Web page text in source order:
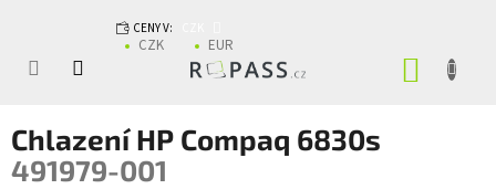
CENY V:
CZK EUR
Chlazení HP Compaq 6830s
491979-001